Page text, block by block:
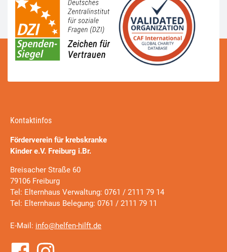
Kontaktinfos
Förderverein für krebskranke
Kinder e.V. Freiburg i.Br.
Breisacher Straße 60
79106 Freiburg
Tel: Elternhaus Verwaltung: 0761 / 2111 79 14
Tel: Elternhaus Belegung: 0761 / 2111 79 11
E-Mail: info@helfen-hilft.de